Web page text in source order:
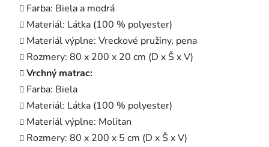
Farba: Biela a modrá
Materiál: Látka (100 % polyester)
Materiál výplne: Vreckové pružiny, pena
Rozmery: 80 x 200 x 20 cm (D x Š x V)
Vrchný matrac:
Farba: Biela
Materiál: Látka (100 % polyester)
Materiál výplne: Molitan
Rozmery: 80 x 200 x 5 cm (D x Š x V)